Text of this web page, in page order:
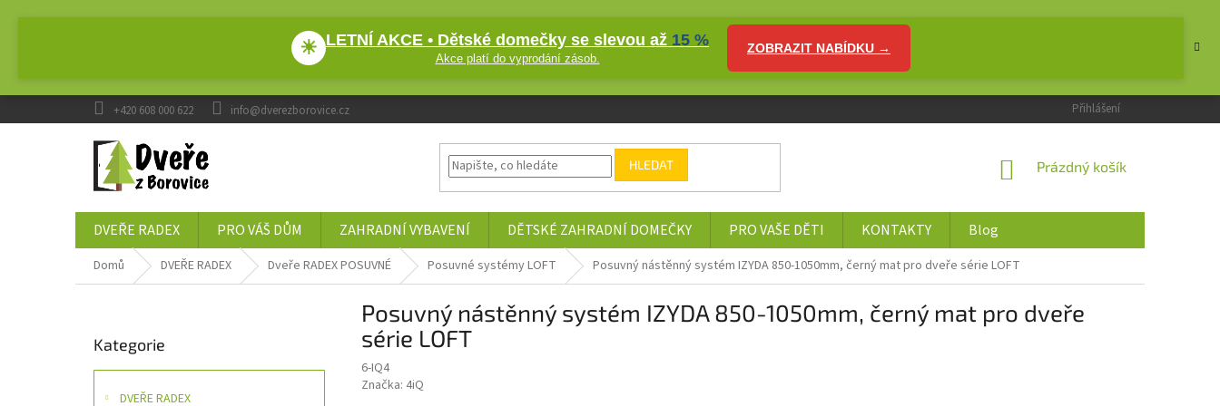
☀ LETNÍ AKCE • Dětské domečky se slevou až 15 %
Akce platí do vyprodání zásob.
ZOBRAZIT NABÍDKU →
+420 608 000 622 info@dverezborovice.cz Přihlášení
HLEDAT
NÁKUPNÍ
Prázdný košík
DVEŘE RADEX PRO VÁŠ DŮM ZAHRADNÍ VYBAVENÍ DĚTSKÉ ZAHRADNÍ DOMEČKY PRO VAŠE DĚTI KONTAKTY Blog
Domů DVEŘE RADEX Dveře RADEX POSUVNÉ Posuvné systémy LOFT Posuvný nástěnný systém IZYDA 850-1050mm, černý mat pro dveře série LOFT
kategorie
Kategorie
DVEŘE RADEX
Posuvný nástěnný systém IZYDA 850-1050mm, černý mat pro dveře
série LOFT
6-IQ4
Značka: 4iQ